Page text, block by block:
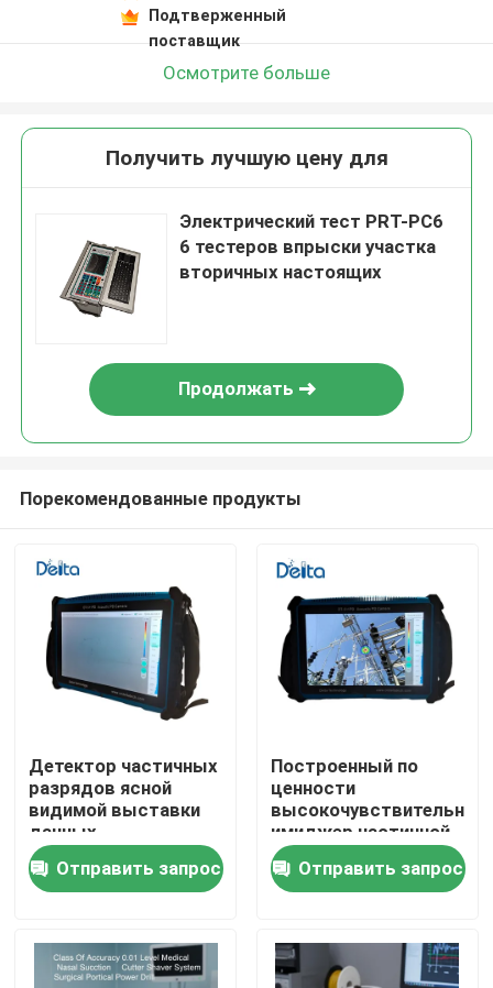
Домой
Видеозаписи
Подтверженный
поставщик
Осмотрите больше
Получить лучшую цену для
Электрический тест PRT-PC6
6 тестеров впрыски участка
вторичных настоящих
Продолжать
Порекомендованные продукты
Детектор частичных
разрядов ясной
видимой выставки
данных
ультразвуковой для
быстрого
подтверждения
Отправить запрос
Построенный по
ценности
высокочувствительный
имиджер частичной
разрядки для
захвата слабого
сигнала
Отправить запрос